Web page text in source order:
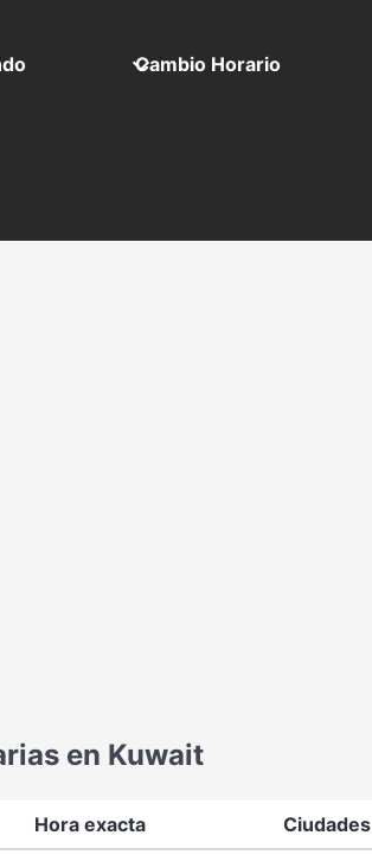
Cambio Horario
en Kuwait
Hora exacta Ciudades